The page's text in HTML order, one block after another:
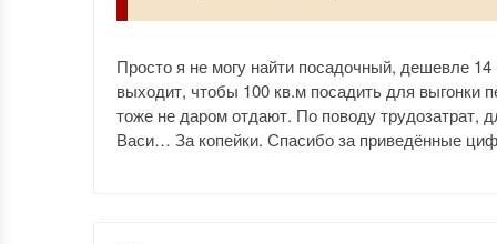
Просто я не могу найти посадочный, дешевле
выходит, чтобы 100 кв.м посадить для выгонки
тоже не даром отдают. По поводу трудозатрат,
Васи… За копейки. Спасибо за приведённые